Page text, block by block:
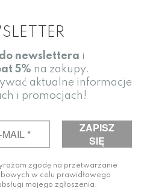
newslettera i
5% na zakupy.
aktualne informacje
i promocjach!
zgodę na przetwarzanie
w celu prawidłowego
mojego zgłoszenia.